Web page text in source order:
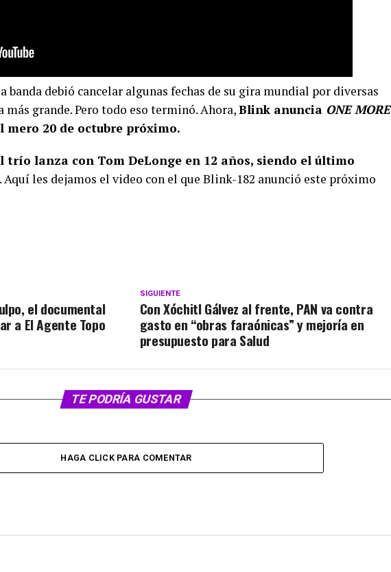
banda debió cancelar algunas fechas de su gira mundial por diversas
grande. Pero todo eso terminó. Ahora,Blink anuncia ONE MORE
mero 20 de octubre próximo.
trío lanza con Tom DeLonge en 12 años, siendo el último
. Aquí les dejamos el video con el que Blink-182 anunció este próximo
SIGUIENTE
Con Xóchitl Gálvez al frente, PAN va contra
gasto en “obras faraónicas” y mejoría en
presupuesto para Salud
el documental
a El Agente Topo
TE PODRÍA GUSTAR
HAGA CLICK PARA COMENTAR